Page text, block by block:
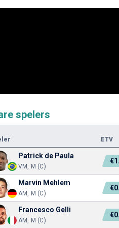
spelers
ETV
Patrick de Paula
VM, M (C)
Marvin Mehlem
AM, M (C)
Francesco Gelli
AM, M (C)